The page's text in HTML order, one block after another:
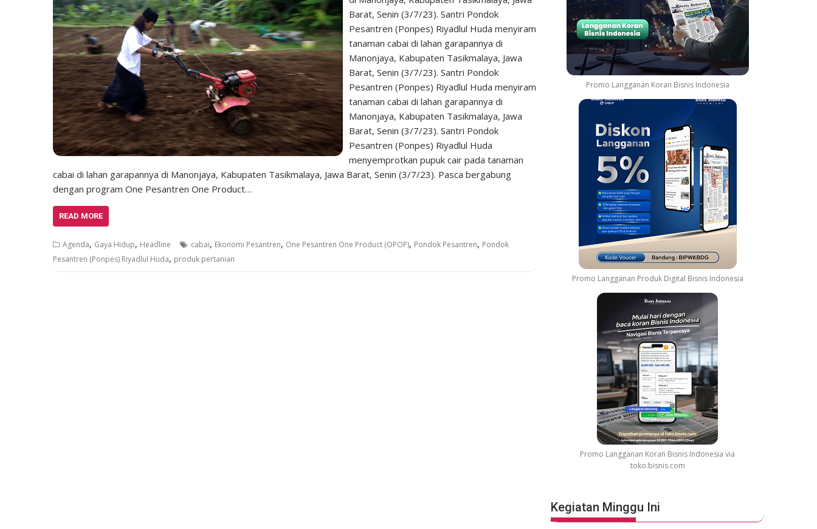
Barat, Senin (3/7/23). Santri Pondok
Pesantren (Ponpes) Riyadlul Huda menyiram
tanaman cabai di lahan garapannya di
Manonjaya, Kabupaten Tasikmalaya, Jawa
Barat, Senin (3/7/23). Santri Pondok
Pesantren (Ponpes) Riyadlul Huda menyiram
tanaman cabai di lahan garapannya di
Manonjaya, Kabupaten Tasikmalaya, Jawa
Barat, Senin (3/7/23). Santri Pondok
Pesantren (Ponpes) Riyadlul Huda
menyemprotkan pupuk cair pada tanaman
cabai di lahan garapannya di Manonjaya, Kabupaten Tasikmalaya, Jawa Barat, Senin (3/7/23). Pasca bergabung
dengan program One Pesantren One Product…
READ MORE
Agenda, Gaya Hidup, Headline cabai, Ekonomi Pesantren, One Pesantren One Product (OPOP), Pondok Pesantren, Pondok
Pesantren (Ponpes) Riyadlul Huda, produk pertanian
Promo Langganan Koran Bisnis Indonesia
Promo Langganan Produk Digital Bisnis Indonesia
Promo Langganan Koran Bisnis Indonesia via
toko.bisnis.com
Kegiatan Minggu Ini